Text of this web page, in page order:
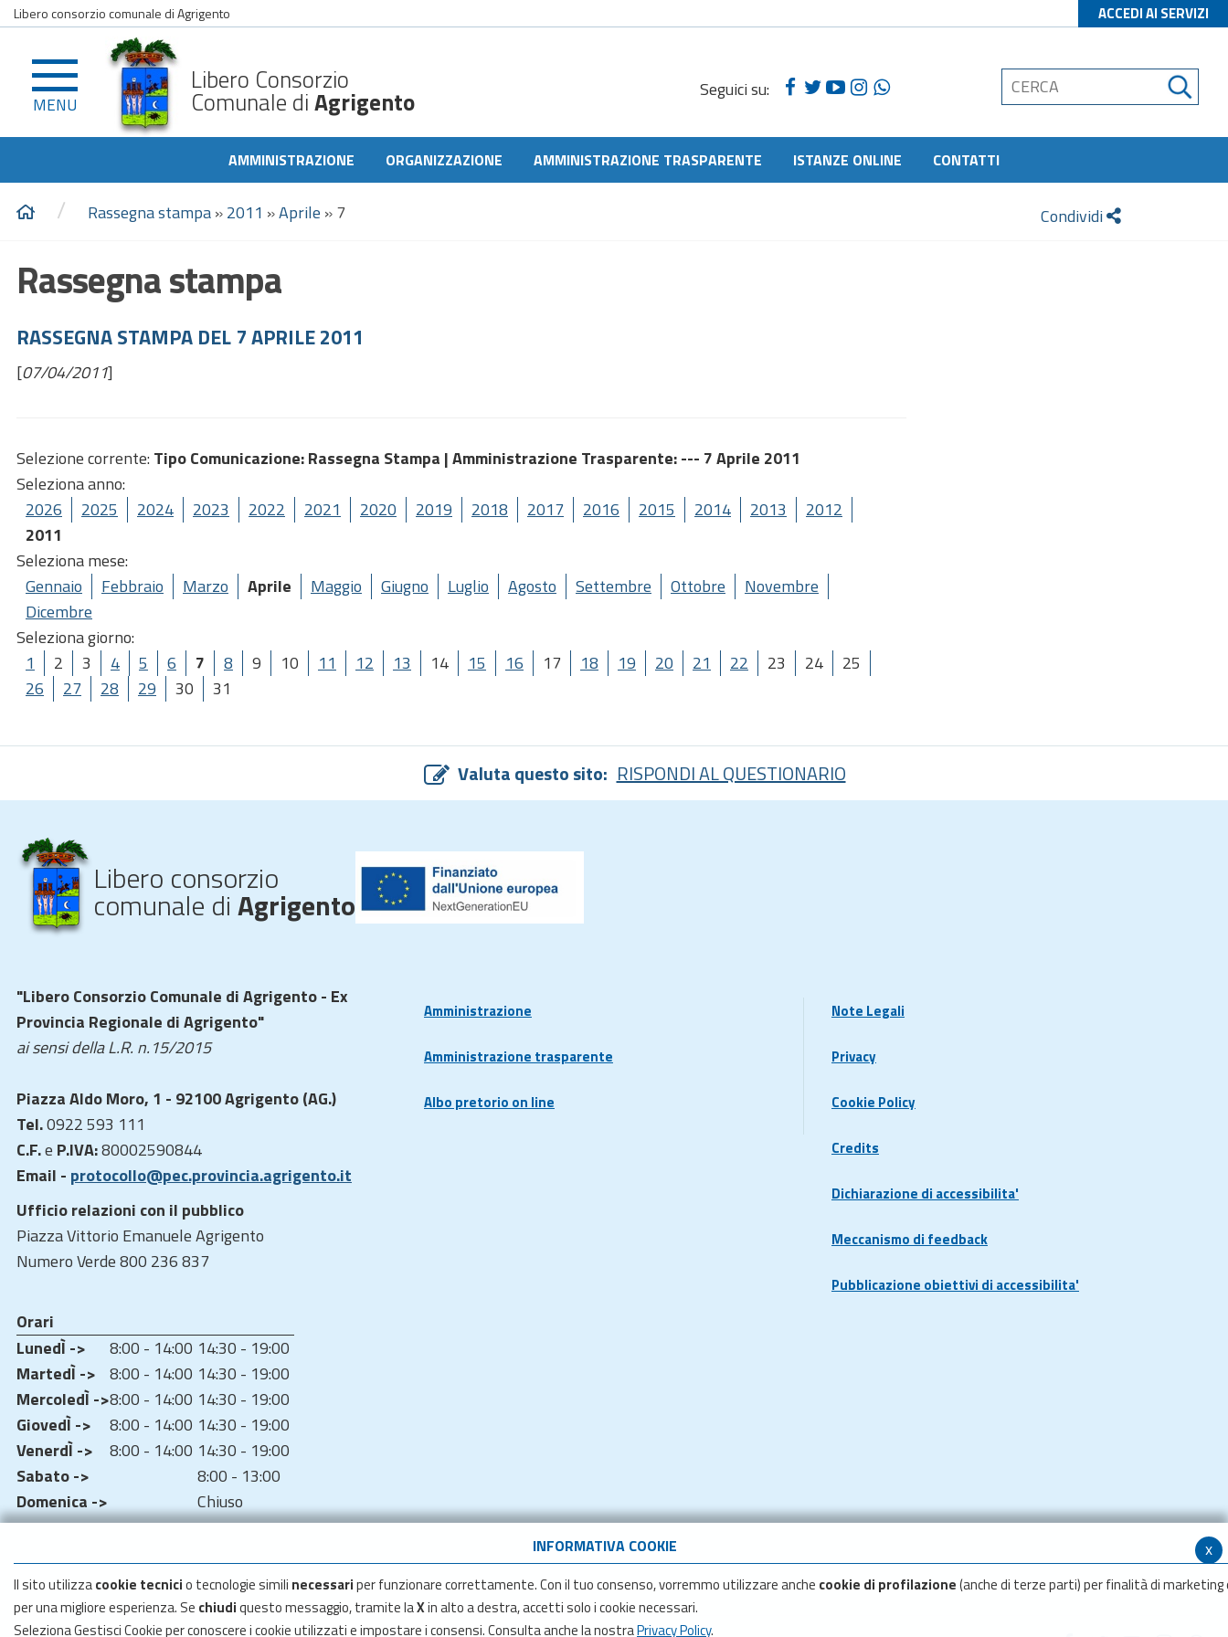
x
INFORMATIVA COOKIE
Il sito utilizzacookie tecnicio tecnologie simili necessariper funzionare correttamente. Con il tuo consenso, vorremmo utilizzare anche cookie di profilazione(anche di terze parti) per finalità di marketing
per una migliore esperienza. Se chiudiquesto messaggio, tramite laXin alto a destra, accetti solo i cookie necessari.
Seleziona Gestisci Cookie per conoscere i cookie utilizzati e impostare i consensi. Consulta anche la nostraPrivacy Policy.
Libero consorzio comunale di Agrigento ACCEDI AI SERVIZI
MENU
Libero Consorzio
Comunale diAgrigento Seguici su:
AMMINISTRAZIONE ORGANIZZAZIONE AMMINISTRAZIONE TRASPARENTE ISTANZE ONLINE CONTATTI
/ Rassegna stampa»2011 »Aprile »7 Condividi
Rassegna stampa
RASSEGNA STAMPA DEL 7 APRILE 2011
[07/04/2011]
Selezione corrente: Tipo Comunicazione: Rassegna Stampa |Amministrazione Trasparente: --- 7 Aprile 2011
Seleziona anno:
2026
2025 2024 2023 2022 2021 2020 2019 2018 2017 2016 2015 2014 2013
2012
2011
Seleziona mese:
Gennaio
Febbraio Marzo Aprile Maggio Giugno Luglio Agosto Settembre Ottobre
Novembre
Dicembre
Seleziona giorno:
1
2 3 4 5 6 7 8 9 10 11 12 13 14 15 16 17 18 19 20 21 22 23 24
25
26
27 28 29 30 31
Valuta questo sito: RISPONDI AL QUESTIONARIO
Libero consorzio
comunale diAgrigento
"Libero Consorzio Comunale di Agrigento - Ex
Provincia Regionale di Agrigento"
ai sensi della L.R. n.15/2015
Piazza Aldo Moro, 1 - 92100 Agrigento (AG.)
Tel.0922 593 111
C.F.e P.IVA:80002590844
Email - protocollo@pec.provincia.agrigento.it
Ufficio relazioni con il pubblico
Piazza Vittorio Emanuele Agrigento
Numero Verde 800 236 837
Orari
LunedÌ ->
8:00 - 14:00 14:30 - 19:00
MartedÌ -> 8:00 - 14:00 14:30 - 19:00
MercoledÌ ->8:00 - 14:00 14:30 - 19:00
GiovedÌ ->
8:00 - 14:00 14:30 - 19:00
VenerdÌ ->
8:00 - 14:00 14:30 - 19:00
Sabato ->
8:00 - 13:00
Domenica ->
Chiuso
Amministrazione
Amministrazione trasparente
Albo pretorio on line
Note Legali
Privacy
Cookie Policy
Credits
Dichiarazione di accessibilita'
Meccanismo di feedback
Pubblicazione obiettivi di accessibilita'